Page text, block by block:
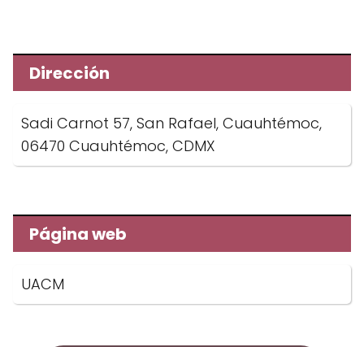
Dirección
Sadi Carnot 57, San Rafael, Cuauhtémoc,
06470 Cuauhtémoc, CDMX
Página web
UACM